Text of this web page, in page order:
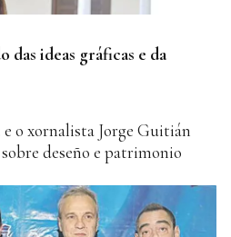
das ideas gráficas e da
o xornalista Jorge Guitián
deseño e patrimonio